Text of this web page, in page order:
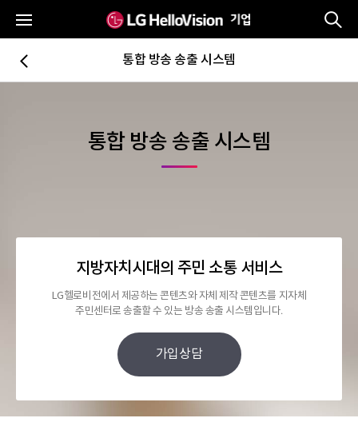
통합 방송 송출 시스템
통합 방송 송출 시스템
지방자치시대의 주민 소통 서비스
LG헬로비전에서 제공하는 콘텐츠와 자체 제작 콘텐츠를 지자체
주민센터로 송출할 수 있는 방송 송출 시스템입니다.
가입상담